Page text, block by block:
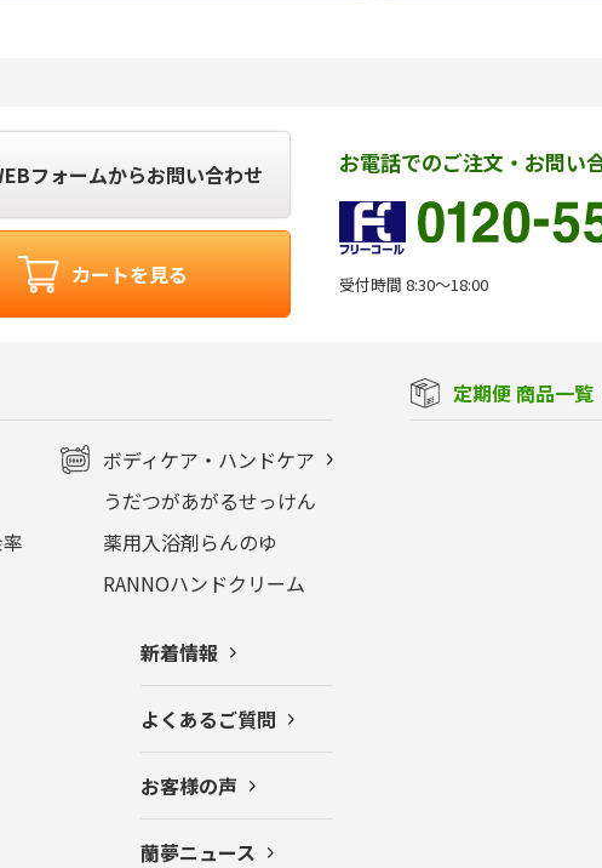
フォームからお問い合わせ
カートを見る
お電話でのご注文・お問い
受付時間 8:30〜18:00
ボディケア・ハンドケア
うだつがあがるせっけん
薬用入浴剤らんのゆ
RANNOハンドクリーム
新着情報
よくあるご質問
お客様の声
蘭夢ニュース
定期便 商品一覧